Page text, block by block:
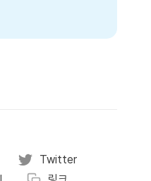
Twitter